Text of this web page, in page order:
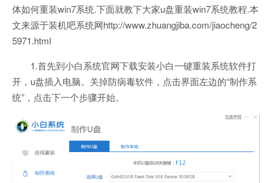
体如何重装win7系统.下面就教下大家u盘重装win7系统教程.本
文来源于装机吧系统网http://www.zhuangjiba.com/jiaocheng/2
5971.html
1.首先到小白系统官网下载安装小白一键重装系统软件打
开，u盘插入电脑。关掉防病毒软件，点击界面左边的“制作系
统”，点击下一个步骤开始。